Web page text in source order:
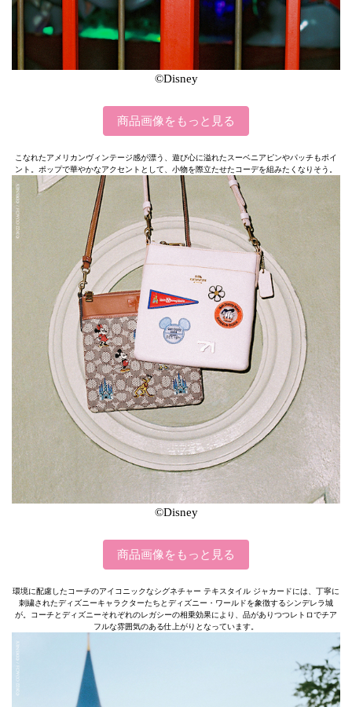
©Disney
商品画像をもっと見る
こなれたアメリカンヴィンテージ感が漂う、遊び心に溢れたスーベニアピンやパッチもポイ
ント。ポップで華やかなアクセントとして、小物を際立たせたコーデを組みたくなりそう。
©Disney
商品画像をもっと見る
環境に配慮したコーチのアイコニックなシグネチャー テキスタイル ジャカードには、丁寧に
刺繍されたディズニーキャラクターたちとディズニー・ワールドを象徴するシンデレラ城
が。コーチとディズニーそれぞれのレガシーの相乗効果により、品がありつつレトロでチア
フルな雰囲気のある仕上がりとなっています。